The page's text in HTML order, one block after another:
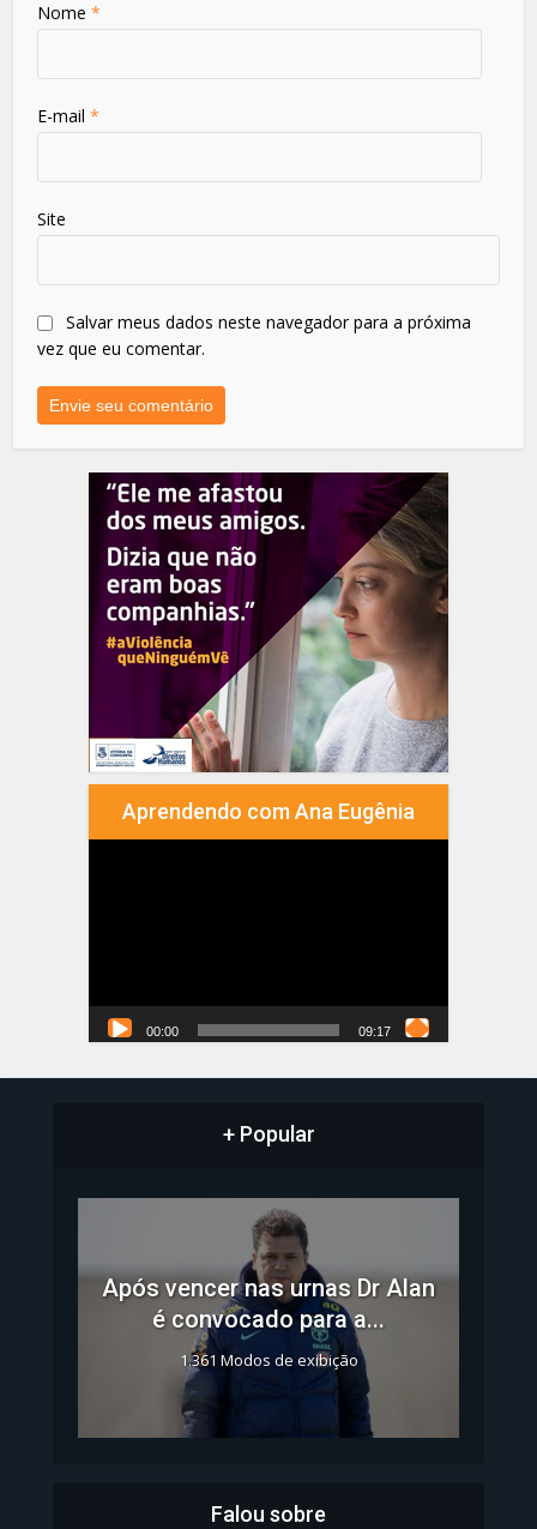
Nome*
E-mail*
Site
Salvar meus dados neste navegador para a próxima
vez que eu comentar.
Aprendendo com Ana Eugênia
00:00 09:17
+ Popular
Após vencer nas urnas Dr Alan
é convocado para a...
1.361 Modos de exibição
Falou sobre